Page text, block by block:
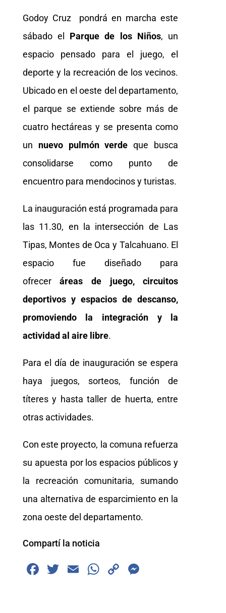
Godoy Cruz pondrá en marcha este
sábado el
Parque de los Niños, un
espacio pensado para el juego, el
deporte y la recreación de los vecinos.
Ubicado en el oeste del departamento,
el parque se extiende sobre más de
cuatro hectáreas y se presenta como
un nuevo pulmón verde que busca
consolidarse como punto de
encuentro para mendocinos y turistas.
La inauguración está programada para
las 11.30, en la intersección de Las
Tipas, Montes de Oca y Talcahuano. El
espacio fue diseñado para
ofreceráreas de juego, circuitos
deportivos y espacios de descanso,
promoviendo la integración y la
actividad al aire libre.
Para el día de inauguración se espera
haya juegos, sorteos, función de
títeres y hasta taller de huerta, entre
otras actividades.
Con este proyecto, la comuna refuerza
su apuesta por los espacios públicos y
la recreación comunitaria, sumando
una alternativa de esparcimiento en la
zona oeste del departamento.
Compartí la noticia
F
T
E
W
C